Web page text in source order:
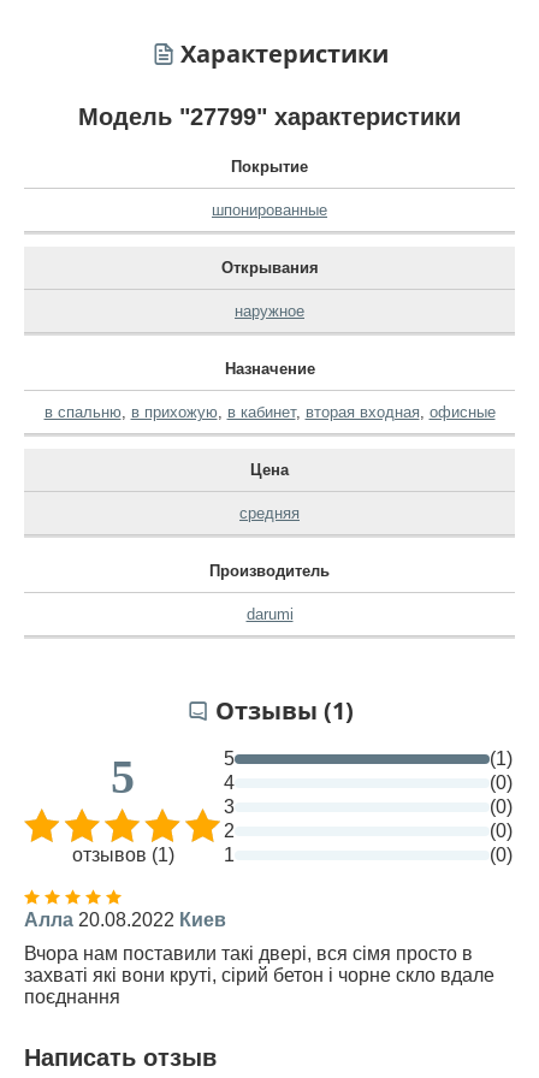
Характеристики
Модель "27799" характеристики
Покрытие
шпонированные
Открывания
наружное
Назначение
в спальню, в прихожую, в кабинет, вторая входная, офисные
Цена
средняя
Производитель
darumi
Отзывы (1)
5
отзывов (1)
5
(1)
4
(0)
3
(0)
2
(0)
1
(0)
Алла 20.08.2022 Киев
Вчора нам поставили такі двері, вся сімя просто в
захваті які вони круті, сірий бетон і чорне скло вдале
поєднання
Написать отзыв